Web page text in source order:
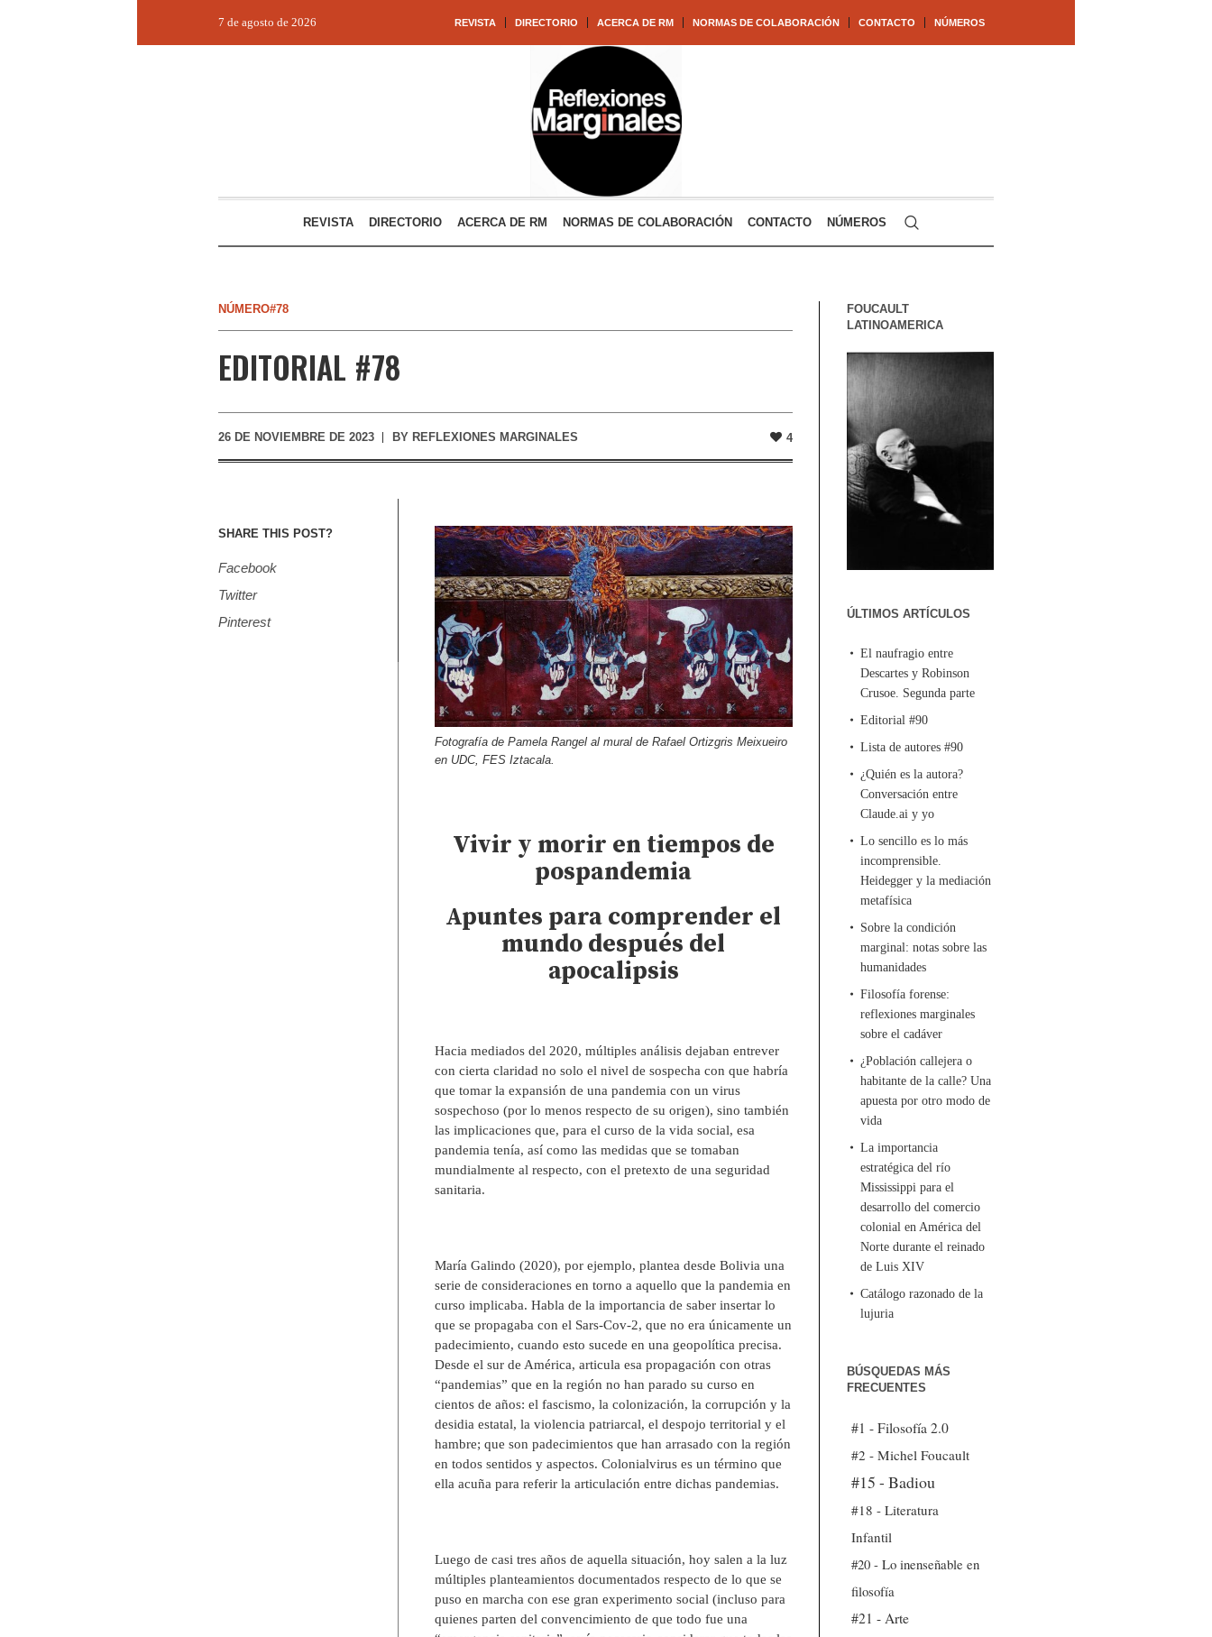
REVISTA DIRECTORIO ACERCA DE RM NORMAS DE COLABORACIÓN CONTACTO NÚMEROS
7 de agosto de 2026
REVISTA DIRECTORIO ACERCA DE RM NORMAS DE COLABORACIÓN CONTACTO NÚMEROS
NÚMERO#78
EDITORIAL #78
26 DE NOVIEMBRE DE 2023 BY REFLEXIONES MARGINALES 4
SHARE THIS POST?
Facebook
Twitter
Pinterest
Fotografía de Pamela Rangel al mural de Rafael Ortizgris Meixueiro
en UDC, FES Iztacala.
Vivir y morir en tiempos de
pospandemia
Apuntes para comprender el
mundo después del
apocalipsis
Hacia mediados del 2020, múltiples análisis dejaban entrever
con cierta claridad no solo el nivel de sospecha con que habría
que tomar la expansión de una pandemia con un virus
sospechoso (por lo menos respecto de su origen), sino también
las implicaciones que, para el curso de la vida social, esa
pandemia tenía, así como las medidas que se tomaban
mundialmente al respecto, con el pretexto de una seguridad
sanitaria.
María Galindo (2020), por ejemplo, plantea desde Bolivia una
serie de consideraciones en torno a aquello que la pandemia en
curso implicaba. Habla de la importancia de saber insertar lo
que se propagaba con el Sars-Cov-2, que no era únicamente un
padecimiento, cuando esto sucede en una geopolítica precisa.
Desde el sur de América, articula esa propagación con otras
“pandemias” que en la región no han parado su curso en
cientos de años: el fascismo, la colonización, la corrupción y la
desidia estatal, la violencia patriarcal, el despojo territorial y el
hambre; que son padecimientos que han arrasado con la región
en todos sentidos y aspectos. Colonialvirus es un término que
ella acuña para referir la articulación entre dichas pandemias.
Luego de casi tres años de aquella situación, hoy salen a la luz
múltiples planteamientos documentados respecto de lo que se
puso en marcha con ese gran experimento social (incluso para
quienes parten del convencimiento de que todo fue una
FOUCAULT
LATINOAMERICA
ÚLTIMOS ARTÍCULOS
El naufragio entre
Descartes y Robinson
Crusoe. Segunda parte
Editorial #90
Lista de autores #90
¿Quién es la autora?
Conversación entre
Claude.ai y yo
Lo sencillo es lo más
incomprensible.
Heidegger y la mediación
metafísica
Sobre la condición
marginal: notas sobre las
humanidades
Filosofía forense:
reflexiones marginales
sobre el cadáver
¿Población callejera o
habitante de la calle? Una
apuesta por otro modo de
vida
La importancia
estratégica del río
Mississippi para el
desarrollo del comercio
colonial en América del
Norte durante el reinado
de Luis XIV
Catálogo razonado de la
lujuria
BÚSQUEDAS MÁS
FRECUENTES
#1 - Filosofía 2.0
#2 - Michel Foucault
#15 - Badiou
#18 - Literatura
Infantil
#20 - Lo inenseñable en
filosofía
#21 - Arte